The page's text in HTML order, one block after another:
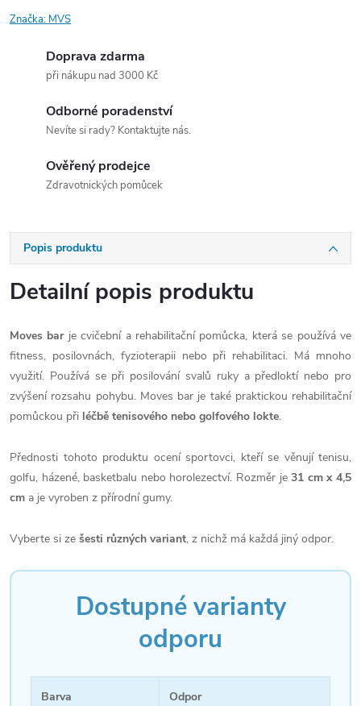
Značka: MVS
Doprava zdarma
při nákupu nad 3000 Kč
Odborné poradenství
Nevíte si rady? Kontaktujte nás.
Ověřený prodejce
Zdravotnických pomůcek
Popis produktu
Detailní popis produktu
Moves barje cvičební a rehabilitační pomůcka, která se používá ve
fitness, posilovnách, fyzioterapii nebo při rehabilitaci. Má mnoho
využití. Používá se při posilování svalů ruky a předloktí nebo pro
zvýšení rozsahu pohybu. Moves bar je také praktickou rehabilitační
pomůckou při léčbě tenisového nebo golfového lokte.
Přednosti tohoto produktu ocení sportovci, kteří se věnují tenisu,
golfu, házené, basketbalu nebo horolezectví. Rozměr je31 cm x 4,5
cm a je vyroben z přírodní gumy.
Vyberte si ze šesti různých variant, z nichž má každá jiný odpor.
Dostupné varianty
odporu
Barva Odpor